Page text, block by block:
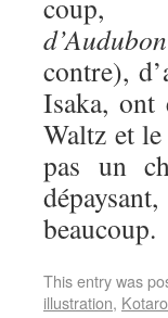
coup,
d’Audubon
contre),
Isaka, ont
Waltz et
pas un
beaucoup.
This entry was
illustration,